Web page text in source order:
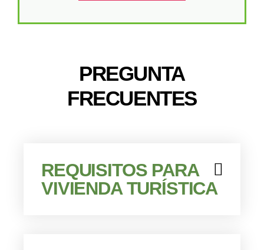
PREGUNTA
FRECUENTES
REQUISITOS PARA
VIVIENDA TURÍSTICA